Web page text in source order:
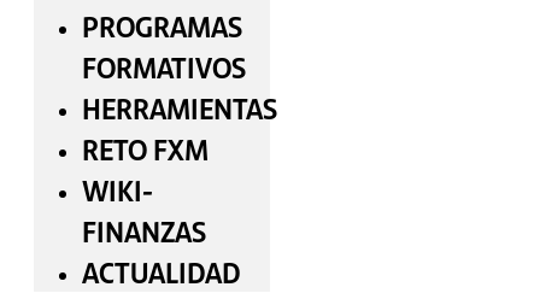
PROGRAMAS
FORMATIVOS
HERRAMIENTAS
RETO FXM
WIKI-
FINANZAS
ACTUALIDAD